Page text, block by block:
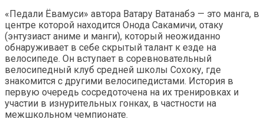
«Педали Ёвамуси» автора Ватару Ватанабэ — это манга, в
центре которой находится Онода Сакамичи, отаку
(энтузиаст аниме и манги), который неожиданно
обнаруживает в себе скрытый талант к езде на
велосипеде. Он вступает в соревновательный
велосипедный клуб средней школы Сохоку, где
знакомится с другими велосипедистами. История в
первую очередь сосредоточена на их тренировках и
участии в изнурительных гонках, в частности на
межшкольном чемпионате.